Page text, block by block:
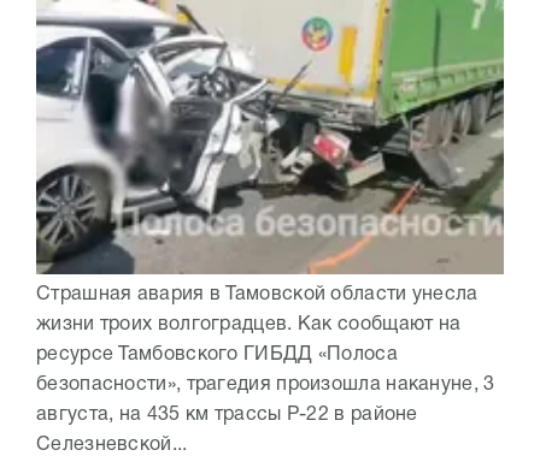
Страшная авария в Тамовской области унесла
жизни троих волгоградцев. Как сообщают на
ресурсе Тамбовского ГИБДД «Полоса
безопасности», трагедия произошла накануне, 3
августа, на 435 км трассы Р-22 в районе
Селезневской...